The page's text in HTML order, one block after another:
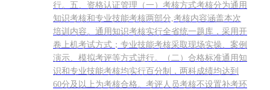
行。五、资格认证管理（一）考核方式考核分为通用
知识考核和专业技能考核两部分,考核内容涵盖本次
培训内容。通用知识考核实行全省统一题库，采用开
卷上机考试方式；专业技能考核采取现场实操、案例
演示、模拟考评等方式进行。（二）合格标准通用知
识和专业技能考核均实行百分制，两科成绩均达到
60分及以上为考核合格。考评人员考核不设置补考环